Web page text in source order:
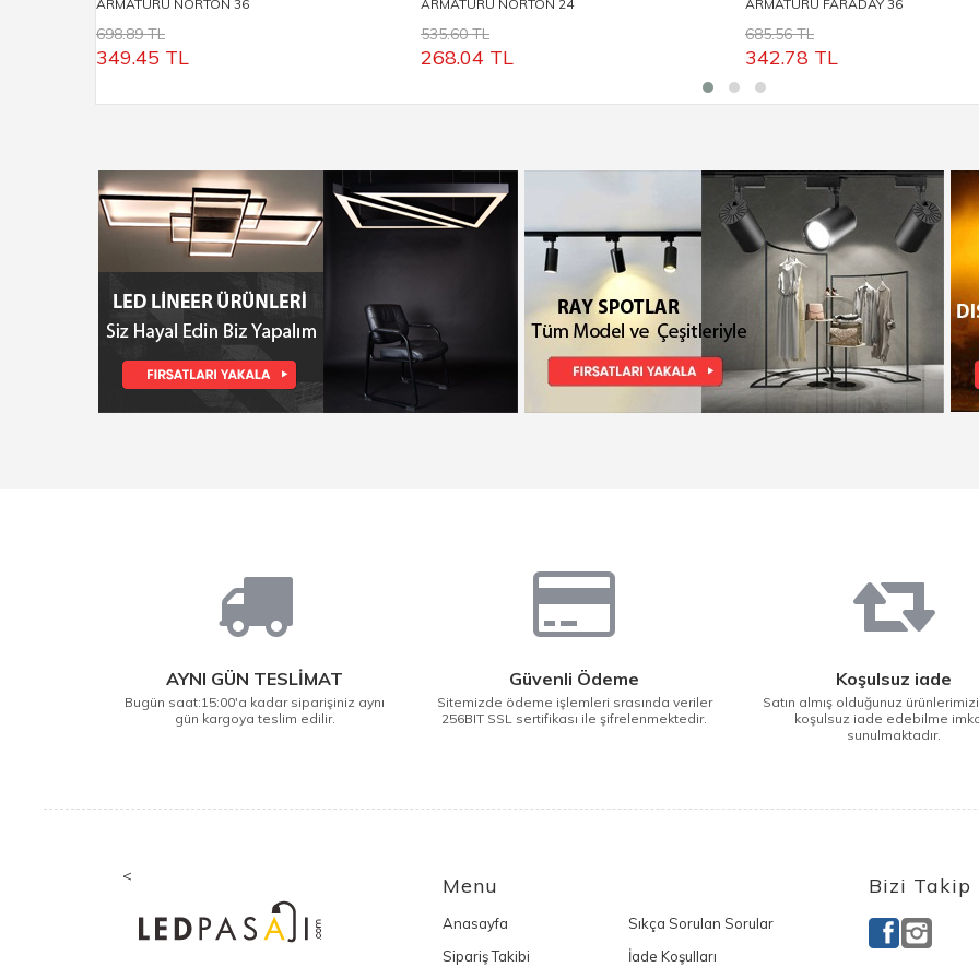
ARMATÜRÜ NORTON 36
698.89 TL
349.45 TL
ARMATÜRÜ NORTON 24
535.60 TL
268.04 TL
ARMATÜRÜ FARADAY 36
685.56 TL
342.78 TL
AYNI GÜN TESLİMAT
Bugün saat:15:00'a kadar siparişiniz aynı
gün kargoya teslim edilir.
Güvenli Ödeme
Sitemizde ödeme işlemleri srasında veriler
256BIT SSL sertifikası ile şifrelenmektedir.
Koşulsuz iade
Satın almış olduğunuz
koşulsuz iade edebilme
sunulmaktadır.
< Menu
Anasayfa
Sipariş Takibi
Sıkça Sorulan Sorular
İade Koşulları
Bizi Takip